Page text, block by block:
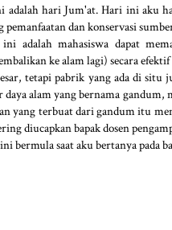
adalah hari Jum'at. Hari ini aku
pemanfaatan dan konservasi
adalah mahasiswa dapat
ke alam lagi) secara
tetapi pabrik yang ada di situ
daya alam yang bernama
yang terbuat dari gandum itu
diucapkan bapak dosen
bermula saat aku bertanya pada